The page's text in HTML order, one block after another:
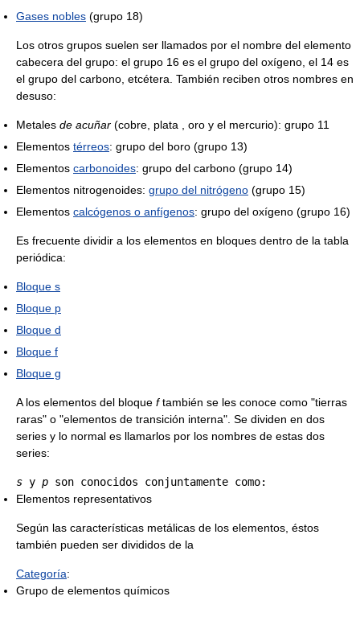
Gases nobles (grupo 18)
Los otros grupos suelen ser llamados por el nombre del elemento
cabecera del grupo: el grupo 16 es el grupo del oxígeno, el 14 es
el grupo del carbono, etcétera. También reciben otros nombres en
desuso:
Metales de acuñar (cobre, plata , oro y el mercurio): grupo 11
Elementos térreos: grupo del boro (grupo 13)
Elementos carbonoides: grupo del carbono (grupo 14)
Elementos nitrogenoides: grupo del nitrógeno (grupo 15)
Elementos calcógenos o anfígenos: grupo del oxígeno (grupo 16)
Es frecuente dividir a los elementos en bloques dentro de la tabla
periódica:
Bloque s
Bloque p
Bloque d
Bloque f
Bloque g
A los elementos del bloque ftambién se les conoce como "tierras
raras" o "elementos de transición interna". Se dividen en dos
series y lo normal es llamarlos por los nombres de estas dos
series:
s y p
Elementos representativos
Según las características metálicas de los elementos, éstos
también pueden ser divididos de la
Categoría:
Grupo de elementos químicos